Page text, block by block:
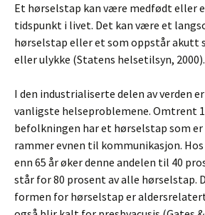
Et hørselstap kan være medfødt eller
tidspunkt i livet. Det kan være et
hørselstap eller et som oppstår akutt
eller ulykke (Statens helsetilsyn, 2000).
I den industrialiserte delen av verden
vanligste helseproblemene. Omtrent
befolkningen har et hørselstap som er
rammer evnen til kommunikasjon.
enn 65 år øker denne andelen til 40
står for 80 prosent av alle hørselstap.
formen for hørselstap er